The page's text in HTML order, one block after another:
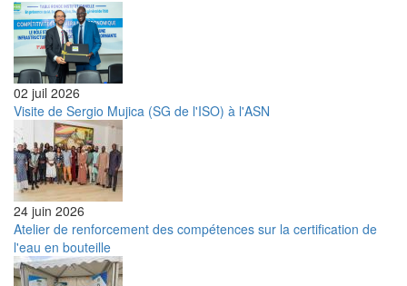
02 juil 2026
Visite de Sergio Mujica (SG de l'ISO) à l'ASN
24 juin 2026
Atelier de renforcement des compétences sur la certification de
l'eau en bouteille